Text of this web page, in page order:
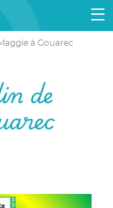
à Gouarec
de